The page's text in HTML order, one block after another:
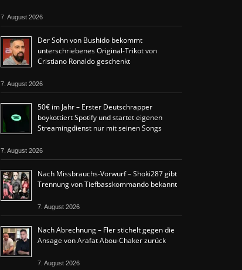
7. August 2026
Der Sohn von Bushido bekommt
unterschriebenes Original-Trikot von
Cristiano Ronaldo geschenkt
7. August 2026
50€ im Jahr – Erster Deutschrapper
boykottiert Spotify und startet eigenen
Streamingdienst nur mit seinen Songs
7. August 2026
Nach Missbrauchs-Vorwurf – Shoki287 gibt
Trennung von Tiefbasskommando bekannt
7. August 2026
Nach Abrechnung – Fler stichelt gegen die
Ansage von Arafat Abou-Chaker zurück
7. August 2026